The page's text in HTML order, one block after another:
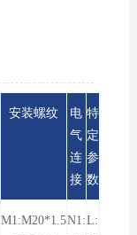
安装螺纹
电
气
连
接
特
定
参
数
M1:M20*1.5N1:L: